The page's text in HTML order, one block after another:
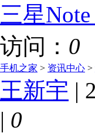
三星Note
访问： 0
手机之家 > 资讯中心 >
王新宇 |
| 0